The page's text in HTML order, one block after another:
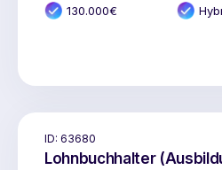
130.000€
ID: 63680
Lohnbuchhalter